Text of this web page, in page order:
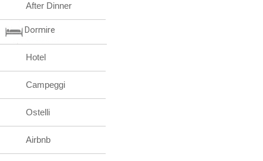
After Dinner
Dormire
Hotel
Campeggi
Ostelli
Airbnb